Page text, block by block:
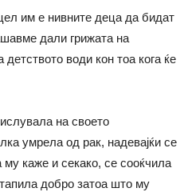
им е нивните деца да бидат
дали грижата на
води кон тоа кога ќе
на своето
умрела од рак, надевајќи се
каже и секако, се сооќчила
добро затоа што му